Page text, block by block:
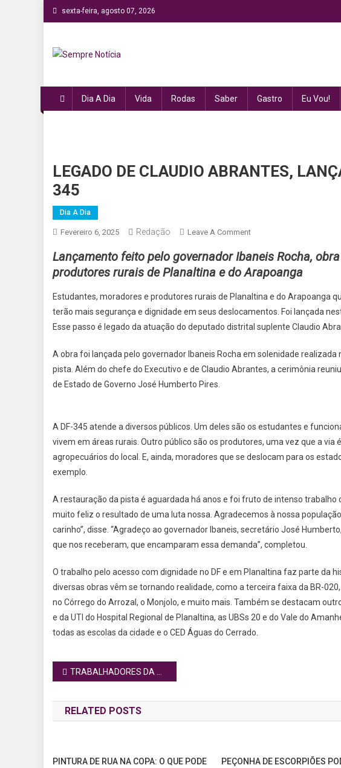
Skip
to
sexta-feira, agosto 07, 2026
Dia A Dia Vida Rodas Saber Gastro Eu Vou!
LEGADO DE CLAUDIO ABRANTES,
345
Dia A Dia
Fevereiro 6, 2025 Redação Leave A CommentOn
DE
CLAUDIO
LANÇADA
RESTAURAÇÃO
DA
345
Lançamento feito pelo governador Ibaneis Rocha,
produtores rurais de Planaltina e do Arapoanga
Estudantes, moradores e produtores rurais de Planaltina e do Arapoanga
terão mais segurança e dignidade em seus deslocamentos. Foi lançada
Esse passo é legado da atuação do deputado distrital suplente Claudio
A obra foi lançada pelo governador Ibaneis Rocha em solenidade
pista. Além do chefe do Executivo e de Claudio Abrantes, a cerimônia
de Estado de Governo José Humberto Pires.
A DF-345 atende a diversos públicos. Um deles são os estudantes e
vivem em áreas rurais. Outro público são os produtores, uma vez que a
agropecuários do local. E, ainda, moradores que se deslocam para os
exemplo.
A restauração da pista é aguardada há anos e foi fruto de intenso trabalho
muito feliz o resultado de uma luta nossa. Agradecemos à nossa
carinho”, disse. “Agradeço ao governador Ibaneis, secretário José
que nos receberam, que encamparam essa demanda”, completou.
O trabalho pelo acesso com dignidade no DF e em Planaltina faz parte da
diversas obras vêm se tornando realidade, como a terceira faixa da BR-
no Córrego do Arrozal, o Monjolo, e muito mais. Também se destacam
e da UTI do Hospital Regional de Planaltina, as UBSs 20 e do Vale do
todas as escolas da cidade e o CED Águas do Cerrado.
Navegação
de
Post
TRABALHADORES DA CONSTRUÇÃO CIVIL DO DF RECEBEM KITS ESCOLARES
RELATED POSTS
PINTURA DE RUA NA COPA: O QUE PODE
PEÇONHA DE ESCORPIÕES